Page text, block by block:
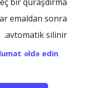
emaldan sonra
avtomatik silinir.
əldə edin